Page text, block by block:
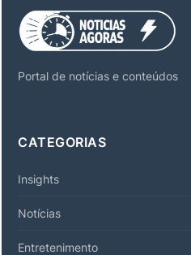
Portal de notícias e conteúdos
CATEGORIAS
Insights
Notícias
Entretenimento